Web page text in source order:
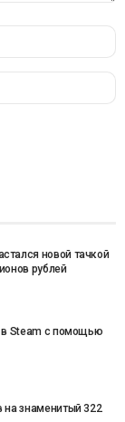
новой тачкой
рублей
в Steam с помощью
на знаменитый 322